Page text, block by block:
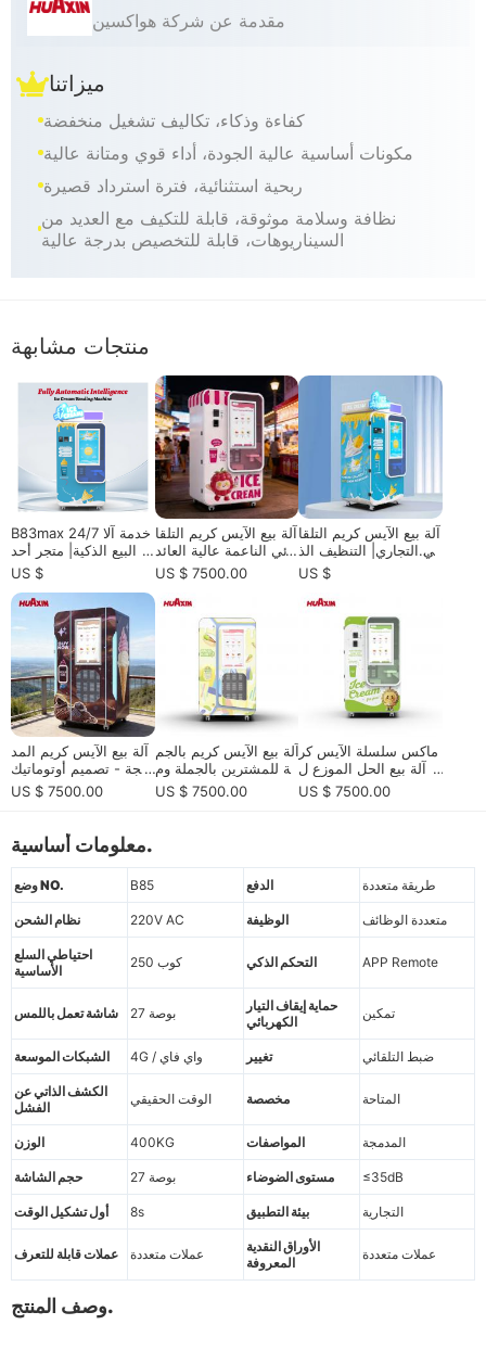
مقدمة عن شركة هواكسين
ميزاتنا
كفاءة وذكاء، تكاليف تشغيل منخفضة
مكونات أساسية عالية الجودة، أداء قوي ومتانة عالية
ربحية استثنائية، فترة استرداد قصيرة
نظافة وسلامة موثوقة، قابلة للتكيف مع العديد من
السيناريوهات، قابلة للتخصيص بدرجة عالية
منتجات مشابهة
B83max 24/7 خدمة آلا
ت البيع الذكية| متجر أحد
ث| بقعة ذات مناظر خلاب
ة| جامعة
US $
آلة بيع الآيس كريم التلقا
ئي الناعمة عالية العائد
على الاستثمار: دليل 20
26 النهائي لمستثمري ال
تجزئة الذكيين
US $ 7500.00
آلة بيع الآيس كريم التلقا
ئي التجاري| التنظيف الذ
اتي والتحكم عن بعد لأق
صى ربح
US $
آلة بيع الآيس كريم المد
مجة - تصميم أوتوماتيك
ي موفر للطاقة للشركا
ت الصغيرة
US $ 7500.00
آلة بيع الآيس كريم بالجم
لة للمشترين بالجملة وم
شغلين خدمة لينة متعددة
المواقع
US $ 7500.00
ماكس سلسلة الآيس كر
يم آلة بيع الحل الموزع ل
لتجار والمشغلين B2B الأ
وروبيين
US $ 7500.00
معلومات أساسية.
وضع NO. B85 الدفع طريقة متعددة
نظام الشحن 220V AC الوظيفة متعددة الوظائف
احتياطي السلع
الأساسية
250 كوب التحكم الذكي APP Remote
شاشة تعمل باللمس 27 بوصة
حماية إيقاف التيار
الكهربائي
تمكين
الشبكات الموسعة 4G / واي فاي تغيير ضبط التلقائي
الكشف الذاتي عن
الفشل
الوقت الحقيقي مخصصة المتاحة
الوزن 400KG المواصفات المدمجة
حجم الشاشة 27 بوصة مستوى الضوضاء ≤35dB
أول تشكيل الوقت 8s بيئة التطبيق التجارية
عملات قابلة للتعرف عملات متعددة
الأوراق النقدية
المعروفة
عملات متعددة
وصف المنتج.